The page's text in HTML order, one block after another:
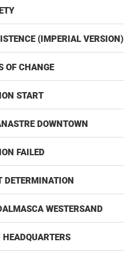
(IMPERIAL VERSION)
OF CHANGE
START
DOWNTOWN
FAILED
DETERMINATION
WESTERSAND